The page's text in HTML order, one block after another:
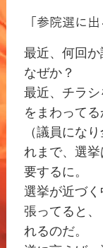
「参院選に出
最近、何回か
なぜか？
最近、チラ
をまわってる
（議員にな
れまで、選挙
要するに。
選挙が近づ
張ってると
れるのだ。